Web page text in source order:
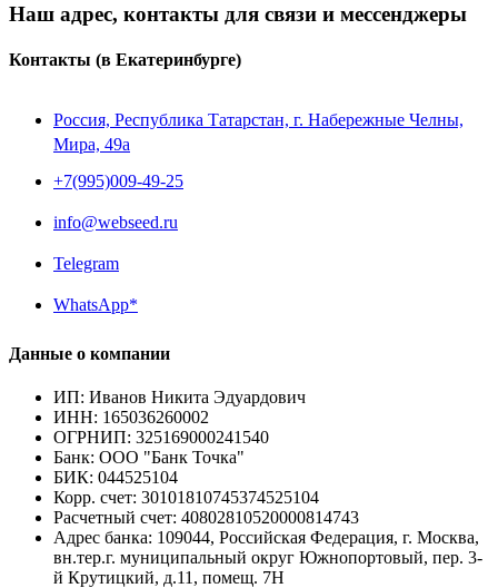
Наш адрес, контакты для связи и мессенджеры
Контакты (в Екатеринбурге)
Россия, Республика Татарстан, г. Набережные Челны,
Мира, 49a
+7(995)009-49-25
info@webseed.ru
Telegram
WhatsApp*
Данные о компании
ИП: Иванов Никита Эдуардович
ИНН: 165036260002
ОГРНИП: 325169000241540
Банк: ООО "Банк Точка"
БИК: 044525104
Корр. счет: 30101810745374525104
Расчетный счет: 40802810520000814743
Адрес банка: 109044, Российская Федерация, г. Москва,
вн.тер.г. муниципальный округ Южнопортовый, пер. 3-
й Крутицкий, д.11, помещ. 7Н